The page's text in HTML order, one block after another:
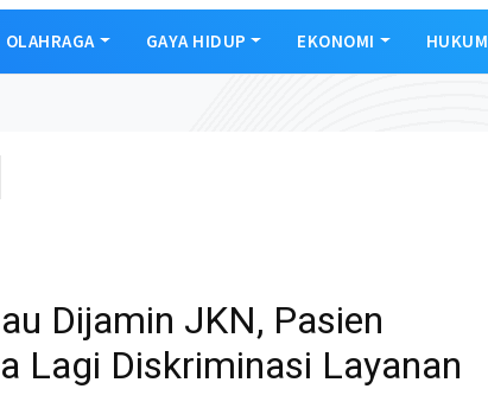
OLAHRAGA GAYA HIDUP EKONOMI HUKUM
Dijamin JKN, Pasien
Lagi Diskriminasi Layanan